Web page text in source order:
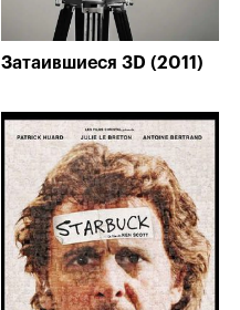
Затаившиеся 3D (2011)